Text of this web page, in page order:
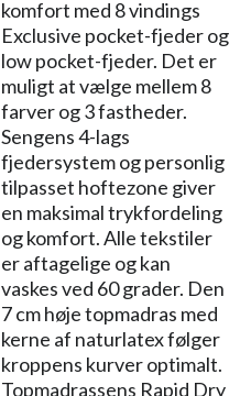
komfort med 8 vindings
Exclusive pocket-fjeder og
low pocket-fjeder. Det er
muligt at vælge mellem 8
farver og 3 fastheder.
Sengens 4-lags
fjedersystem og personlig
tilpasset hoftezone giver
en maksimal trykfordeling
og komfort. Alle tekstiler
er aftagelige og kan
vaskes ved 60 grader. Den
7 cm høje topmadras med
kerne af naturlatex følger
kroppens kurver optimalt.
Topmadrassens Rapid Dry